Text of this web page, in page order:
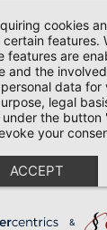
cookies
features.
features are
and the
data for
legal
the button
your
ACCEPT
&